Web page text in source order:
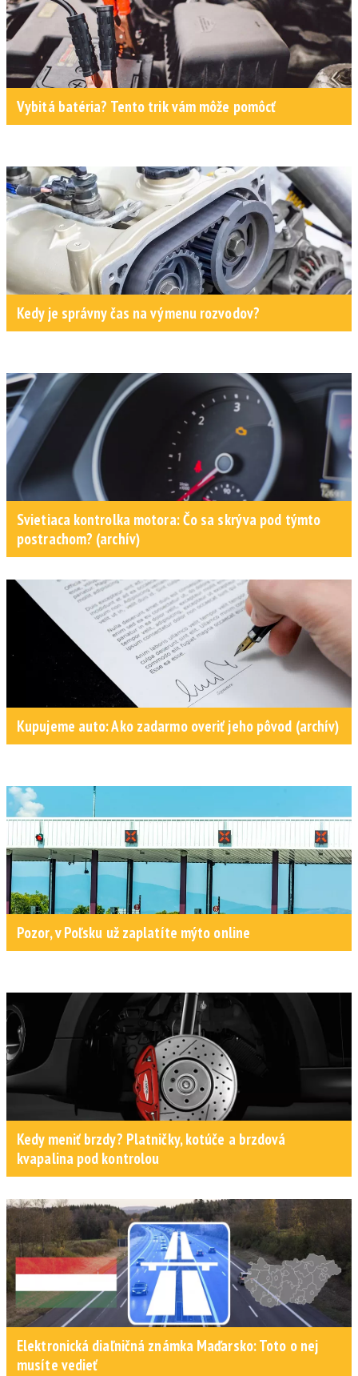
Vybitá batéria? Tento trik vám môže pomôcť
Kedy je správny čas na výmenu rozvodov?
Svietiaca kontrolka motora: Čo sa skrýva pod týmto
postrachom? (archív)
Kupujeme auto: Ako zadarmo overiť jeho pôvod (archív)
Pozor, v Poľsku už zaplatíte mýto online
Kedy meniť brzdy? Platničky, kotúče a brzdová
kvapalina pod kontrolou
Elektronická diaľničná známka Maďarsko: Toto o nej
musíte vedieť